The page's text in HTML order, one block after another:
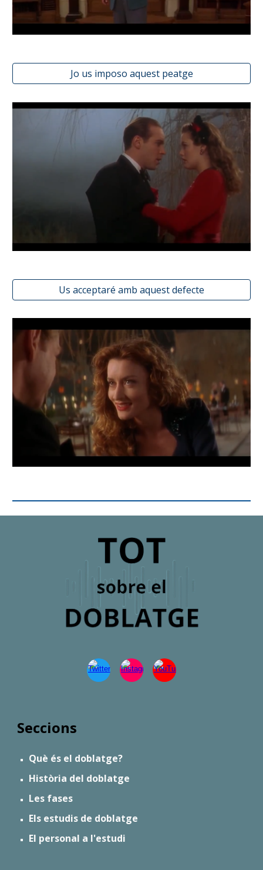
Jo us imposo aquest peatge
Us acceptaré amb aquest defecte
Seccions
Què és el doblatge?
Història del doblatge
Les fases
Els estudis de doblatge
El personal a l'estudi